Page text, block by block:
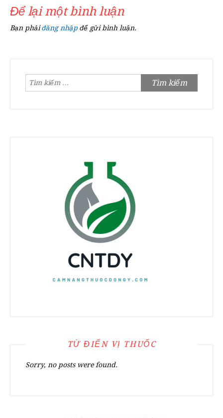
Để lại một bình luận
Bạn phảiđăng nhập để gửi bình luận.
Tìm
kiếm
TỪ ĐIỂN VỊ THUỐC
Sorry, no posts were found.